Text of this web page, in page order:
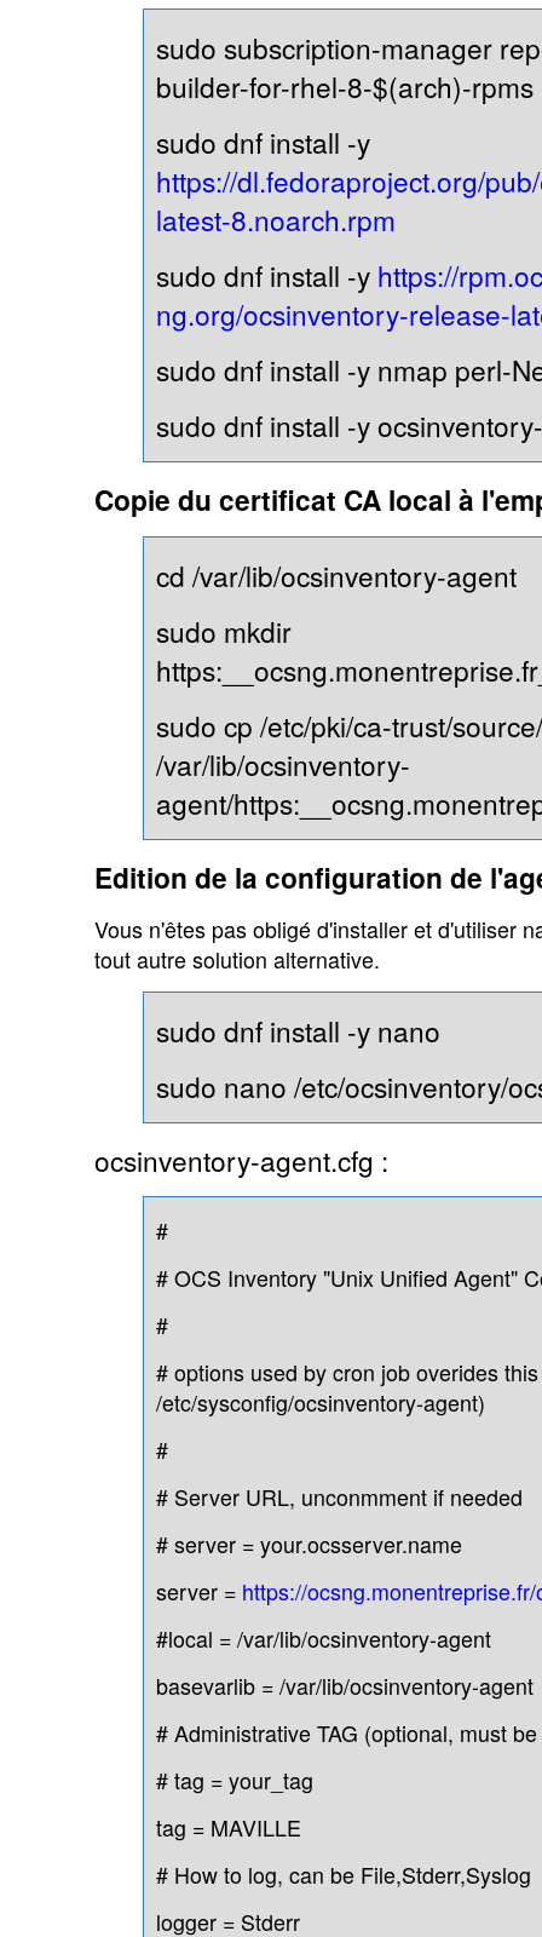
sudo subscription-manager
builder-for-rhel-8-$(arch)-rpms
sudo dnf install -y
https://dl.fedoraproject.org/
latest-8.noarch.rpm
sudo dnf install -y https://
ng.org/ocsinventory-release-
sudo dnf install -y nmap perl-
sudo dnf install -y
Copie du certificat CA local à
cd /var/lib/ocsinventory-agent
sudo mkdir
sudo cp /etc/pki/ca-trust/
/var/lib/ocsinventory-
agent/
Edition de la configuration de
Vous n'êtes pas obligé d'installer et d'utiliser
tout autre solution alternative.
sudo dnf install -y nano
sudo nano /etc/ocsinventory/
ocsinventory-agent.cfg :
#
# OCS Inventory "Unix Unified Agent"
#
# options used by cron job overides
/etc/sysconfig/ocsinventory-agent)
#
# Server URL, unconmment if needed
# server = your.ocsserver.name
server = https://
#local = /var/lib/ocsinventory-agent
basevarlib = /var/lib/ocsinventory-agent
# Administrative TAG (optional, must
# tag = your_tag
tag = MAVILLE
# How to log, can be File,Stderr,Syslog
logger = Stderr